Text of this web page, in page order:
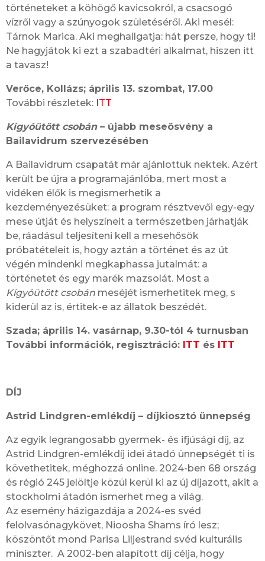
történeteket a köhögő kavicsokról, a csacsogó
vízről vagy a szúnyogok születéséről. Aki mesél:
Tárnok Marica. Aki meghallgatja: hát persze, hogy ti!
Ne hagyjátok ki ezt a szabadtéri alkalmat, hiszen itt
a tavasz!
Verőce, Kollázs; április 13. szombat, 17.00
További részletek: ITT
Kígyóütött csobán– újabb meseösvény a
Bailavidrum szervezésében
A Bailavidrum csapatát már ajánlottuk nektek. Azért
került be újra a programajánlóba, mert most a
vidéken élők is megismerhetik a
kezdeményezésüket: a program résztvevői egy-egy
mese útját és helyszíneit a természetben járhatják
be, ráadásul teljesíteni kell a mesehősök
próbatételeit is, hogy aztán a történet és az út
végén mindenki megkaphassa jutalmát: a
történetet és egy marék mazsolát. Most a
Kígyóütött csobán meséjét ismerhetitek meg, s
kiderül az is, értitek-e az állatok beszédét.
Szada; április 14. vasárnap, 9.30-tól 4 turnusban
További információk, regisztráció: ITT és ITT
DÍJ
Astrid Lindgren-emlékdíj – díjkiosztó ünnepség
Az egyik legrangosabb gyermek- és ifjúsági díj, az
Astrid Lindgren-emlékdíj idei átadó ünnepségét ti is
követhetitek, méghozzá online. 2024-ben 68 ország
és régió 245 jelöltje közül kerül ki az új díjazott, akit a
stockholmi átadón ismerhet meg a világ.
Az esemény házigazdája a 2024-es svéd
felolvasónagykövet, Nioosha Shams író lesz;
köszöntőt mond Parisa Liljestrand svéd kulturális
miniszter. A 2002-ben alapított díj célja, hogy